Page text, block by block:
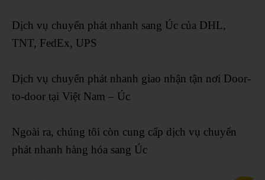
Dịch vụ chuyển phát nhanh sang Úc của DHL,
TNT, FedEx, UPS
Dịch vụ chuyển phát nhanh giao nhận tận nơi Door-
to-door tại Việt Nam – Úc
Ngoài ra, chúng tôi còn cung cấp dịch vụ chuyển
phát nhanh hàng hóa sang Úc